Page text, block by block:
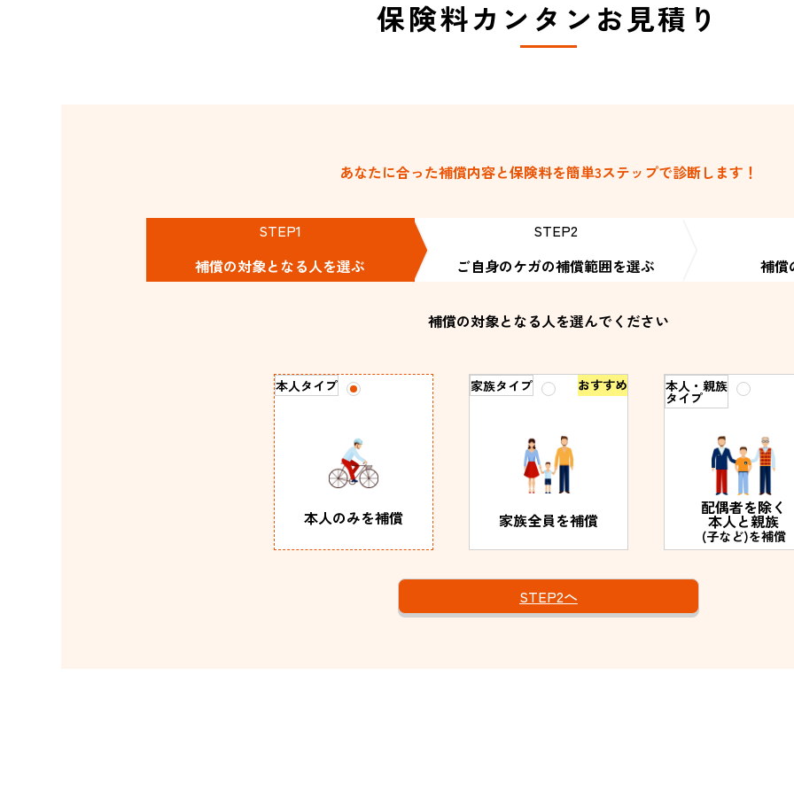
保険料カンタンお見積り
あなたに合った補償内容と保険料を簡単3ステップで診断します！
STEP1
補償の対象となる人を選ぶ
STEP2
ご自身のケガの補償範囲を選ぶ
補償
補償の対象となる人を選んでください
本人タイプ
本人のみを補償
家族タイプ おすすめ
家族全員を補償
本人・親族
タイプ
配偶者を除く
本人と親族
(子など)を補償
STEP2へ